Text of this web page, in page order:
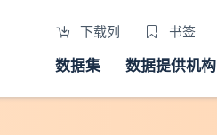
下载列 书签
数据集 数据提供机构